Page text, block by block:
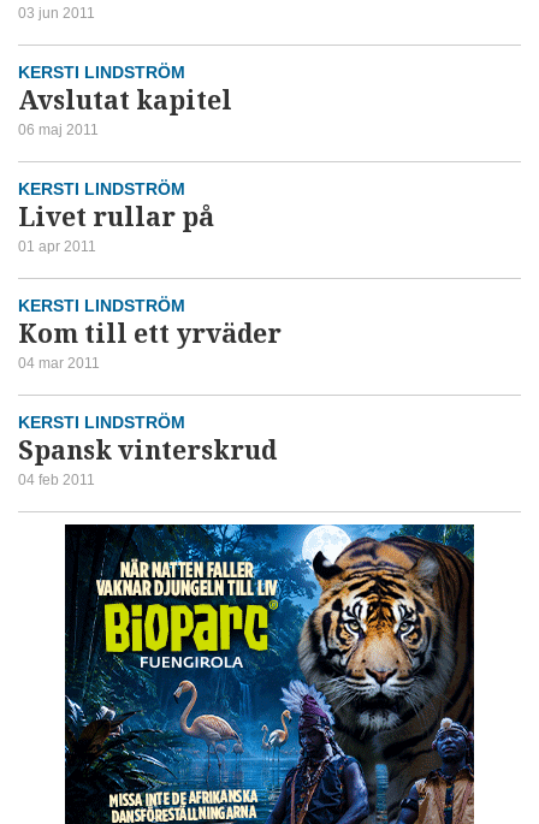
03 jun 2011
KERSTI LINDSTRÖM
Avslutat kapitel
06 maj 2011
KERSTI LINDSTRÖM
Livet rullar på
01 apr 2011
KERSTI LINDSTRÖM
Kom till ett yrväder
04 mar 2011
KERSTI LINDSTRÖM
Spansk vinterskrud
04 feb 2011